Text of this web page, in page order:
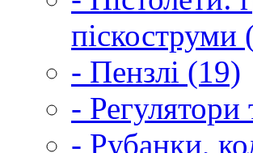
піскоструми
- Пензлі (19)
-
- Рубанки,